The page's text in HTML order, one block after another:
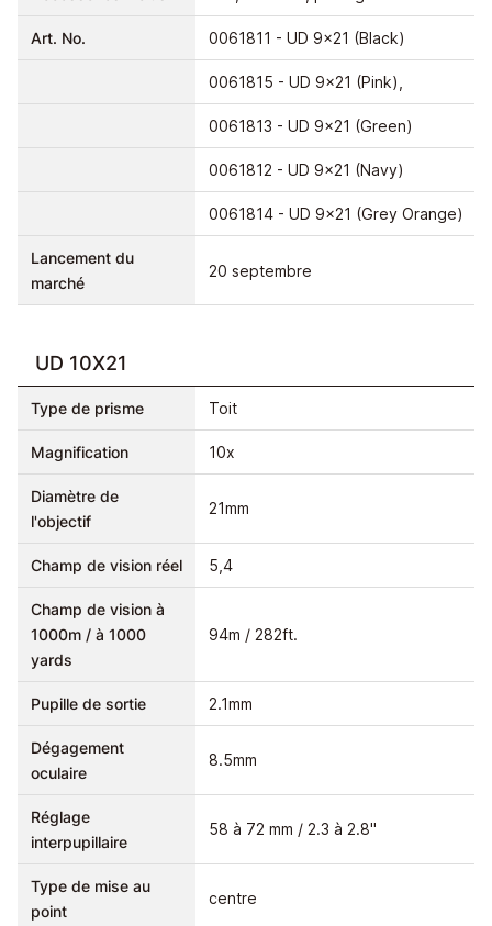
Art. No. 0061811 - UD 9x21 (Black)
0061815 - UD 9x21 (Pink),
0061813 - UD 9x21 (Green)
0061812 - UD 9x21 (Navy)
0061814 - UD 9x21 (Grey Orange)
Lancement du
marché
20 septembre
UD 10X21
Type de prisme Toit
Magnification 10x
Diamètre de
l'objectif
21mm
Champ de vision réel 5,4
Champ de vision à
1000m / à 1000
yards
94m / 282ft.
Pupille de sortie 2.1mm
Dégagement
oculaire
8.5mm
Réglage
interpupillaire
58 à 72 mm / 2.3 à 2.8"
Type de mise au
point
centre